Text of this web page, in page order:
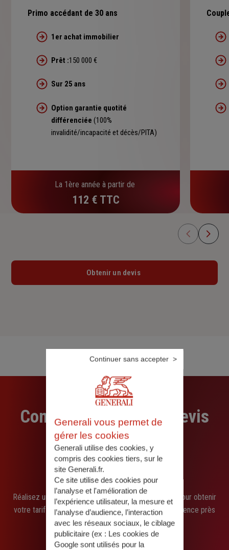
Primo accédant de 30 ans
1er achat immobilier
Prêt :150 000 €
Sur 25 ans
Option garantie quotité
différenciée (100%
invalidité/incapacité et décès/PITA)
La 1ère année à partir de
112 € TTC
Obtenir un devis
Comment obtenir un devis
assurance de prêt
immobilier ?
Réalisez une simulation en ligne ou contactez-nous pour obtenir
votre tarif personnalisé par téléphone ou dans une agence près
de chez vous.
Generali vous permet de
gérer les cookies
Generali utilise des cookies, y
compris des cookies tiers, sur le
site Generali.fr.
Ce site utilise des cookies pour
l’analyse et l'amélioration de
l’expérience utilisateur, la mesure et
l’analyse d’audience, l’interaction
avec les réseaux sociaux, le ciblage
publicitaire (ex : Les cookies de
Google sont utilisés pour la
Continuer sans accepter